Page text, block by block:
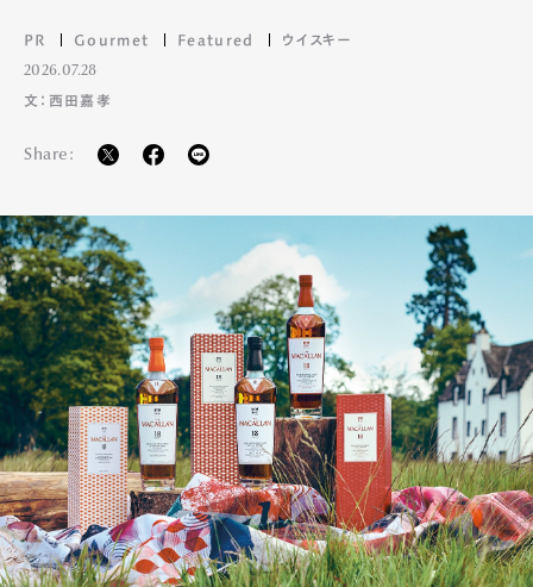
PR Gourmet Featured ウイスキー
2026.07.28
文：西田嘉孝
Share: